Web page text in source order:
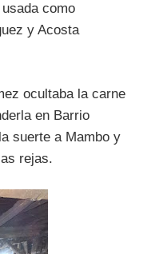
como
y Acosta
ocultaba la carne
en Barrio
suerte a Mambo y
rejas.